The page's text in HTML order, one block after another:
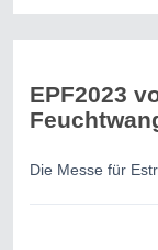
EPF2023
Die Messe für